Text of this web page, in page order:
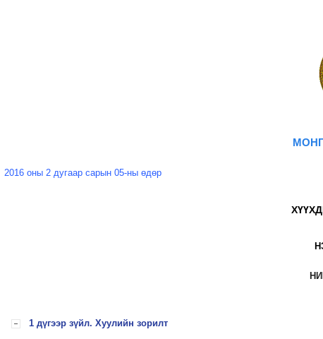
2016 оны 2 дугаар сарын 05-ны өдөр
1 дүгээр зүйл. Хуулийн зорилт